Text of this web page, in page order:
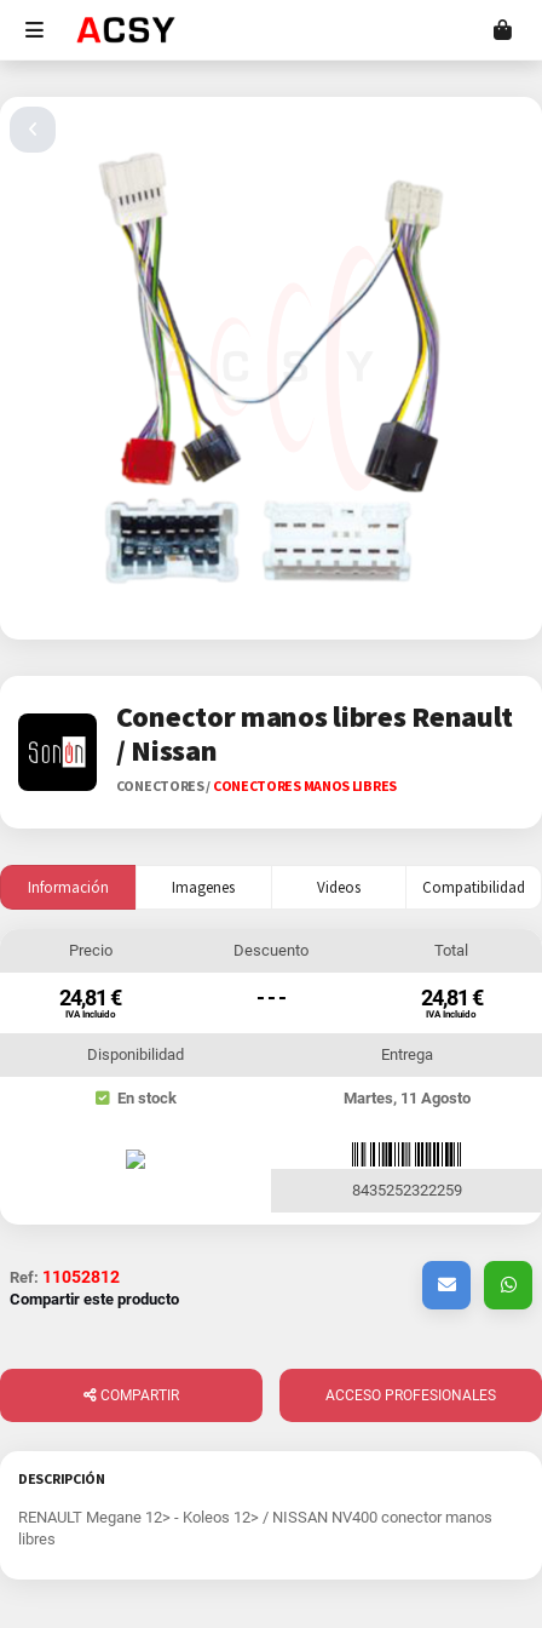
Conector manos libres Renault
/ Nissan
CONECTORES/ CONECTORES MANOS LIBRES
Información Imagenes Videos Compatibilidad
Precio
24,81 €
IVA Incluido
Descuento
- - -
Total
24,81 €
IVA Incluido
Disponibilidad
En stock
Entrega
Martes, 11 Agosto
8435252322259
Ref: 11052812
Compartir este producto
COMPARTIR ACCESO PROFESIONALES
DESCRIPCIÓN
RENAULT Megane 12> - Koleos 12> / NISSAN NV400 conector manos
libres